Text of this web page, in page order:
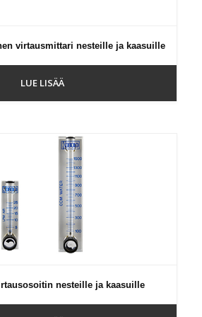
virtausmittari nesteille ja kaasuille
LUE LISÄÄ
nesteille ja kaasuille